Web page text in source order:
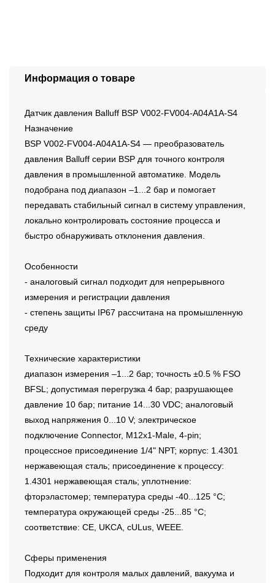
Информация о товаре
Датчик давления Balluff BSP V002-FV004-A04A1A-S4
Назначение
BSP V002-FV004-A04A1A-S4 — преобразователь
давления Balluff серии BSP для точного контроля
давления в промышленной автоматике. Модель
подобрана под диапазон –1...2 бар и помогает
передавать стабильный сигнал в систему управления,
локально контролировать состояние процесса и
быстро обнаруживать отклонения давления.
Особенности
- аналоговый сигнал подходит для непрерывного
измерения и регистрации давления
- степень защиты IP67 рассчитана на промышленную
среду
Технические характеристики
диапазон измерения –1...2 бар; точность ±0.5 % FSO
BFSL; допустимая перегрузка 4 бар; разрушающее
давление 10 бар; питание 14...30 VDC; аналоговый
выход напряжения 0...10 V; электрическое
подключение Connector, M12x1-Male, 4-pin;
процессное присоединение 1/4" NPT; корпус: 1.4301
нержавеющая сталь; присоединение к процессу:
1.4301 нержавеющая сталь; уплотнение:
фторэластомер; температура среды -40...125 °C;
температура окружающей среды -25...85 °C;
соответствие: CE, UKCA, cULus, WEEE.
Сферы применения
Подходит для контроля малых давлений, вакуума и